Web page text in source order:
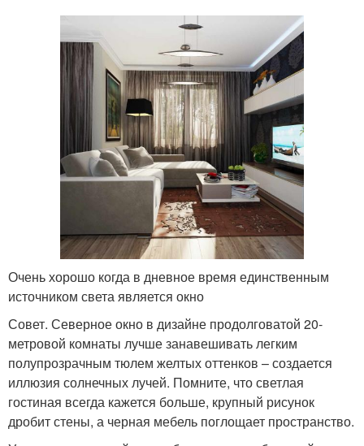
Очень хорошо когда в дневное время единственным
источником света является окно
Совет. Северное окно в дизайне продолговатой 20-
метровой комнаты лучше занавешивать легким
полупрозрачным тюлем желтых оттенков – создается
иллюзия солнечных лучей. Помните, что светлая
гостиная всегда кажется больше, крупный рисунок
дробит стены, а черная мебель поглощает пространство.